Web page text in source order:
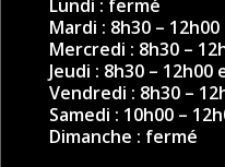
Lundi : fermé
Mardi : 8h30 –
Mercredi : 8h30 –
Jeudi : 8h30 – 12h00
Vendredi : 8h30 –
Samedi : 10h00 –
Dimanche : fermé